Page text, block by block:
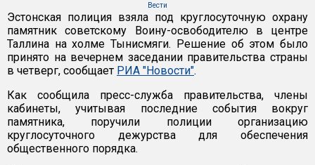
Вести
Эстонская полиция взяла под круглосуточную охрану
памятник советскому Воину-освободителю в центре
Таллина на холме Тынисмяги. Решение об этом было
принято на вечернем заседании правительства страны
в четверг, сообщает РИА "Новости".
Как сообщила пресс-служба правительства, члены
кабинеты, учитывая последние события вокруг
памятника, поручили полиции организацию
круглосуточного дежурства для обеспечения
общественного порядка.